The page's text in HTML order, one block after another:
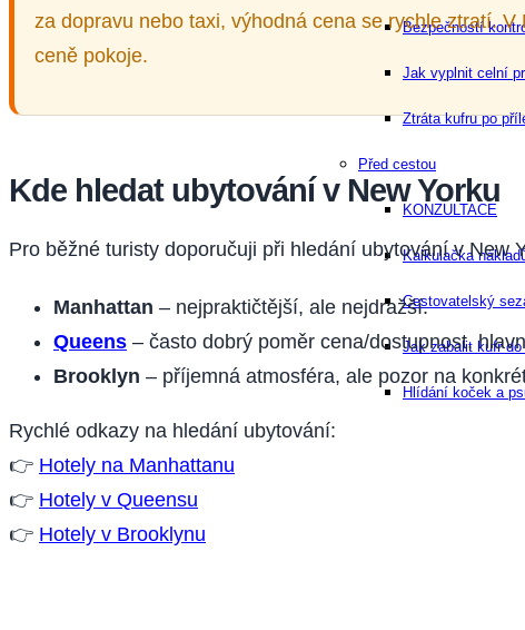
Bezpečností
Jak vyplnit celní
Ztráta kufru po
Před cestou
KONZULTACE
Kalkulačka
Cestovatelský
Jak zabalit kufr do
Hlídání koček a
za dopravu nebo taxi, výhodná cena se rychle ztratí.
ceně pokoje.
Kde hledat ubytování v New Yorku
Pro běžné turisty doporučuji při hledání ubytování v New
Manhattan – nejpraktičtější, ale nejdražší.
Queens – často dobrý poměr cena/dostupnost,
Brooklyn – příjemná atmosféra, ale pozor na
Rychlé odkazy na hledání ubytování:
👉 Hotely na Manhattanu
👉 Hotely v Queensu
👉 Hotely v Brooklynu